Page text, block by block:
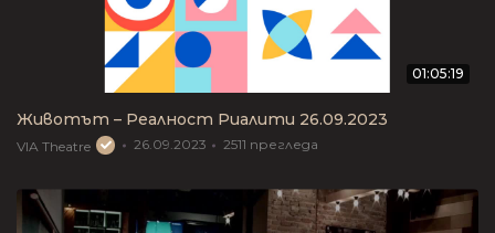
01:05:19
Животът – Реалност Риалити 26.09.2023
VIA Theatre 26.09.2023 2511 прегледа